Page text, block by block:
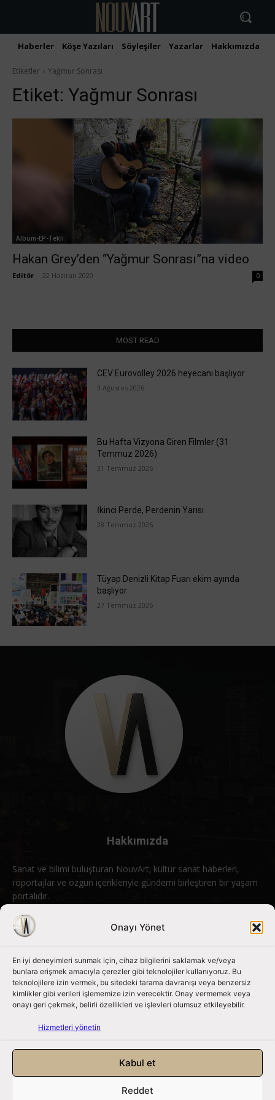
Onayı Yönet
En iyi deneyimleri sunmak için, cihaz bilgilerini saklamak ve/veya
bunlara erişmek amacıyla çerezler gibi teknolojiler kullanıyoruz. Bu
teknolojilere izin vermek, bu sitedeki tarama davranışı veya benzersiz
kimlikler gibi verileri işlememize izin verecektir. Onay vermemek veya
onayı geri çekmek, belirli özellikleri ve işlevleri olumsuz etkileyebilir.
Hizmetleri yönetin
Kabul et
Reddet
Haberler Köşe Yazıları Söyleşiler Yazarlar Hakkımızda
Etiketler Yağmur Sonrası
Etiket: Yağmur Sonrası
Albüm-EP-Tekli
Hakan Grey’den “Yağmur Sonrası”na video
Editör 22 Haziran 2020 0
MOST READ
CEV Eurovolley 2026 heyecanı başlıyor
3 Ağustos 2026
Bu Hafta Vizyona Giren Filmler (31
Temmuz 2026)
31 Temmuz 2026
İkinci Perde, Perdenin Yarısı
28 Temmuz 2026
Tüyap Denizli Kitap Fuarı ekim ayında
başlıyor
27 Temmuz 2026
Hakkımızda
Sanat ve bilimi buluşturan NouvArt; kültür sanat haberleri,
röportajlar ve özgün içerikleriyle gündemi birleştiren bir yaşam
portalıdır.
Bizimle iletişime geçin: info@nouvart.net
Bizi Takip Edin